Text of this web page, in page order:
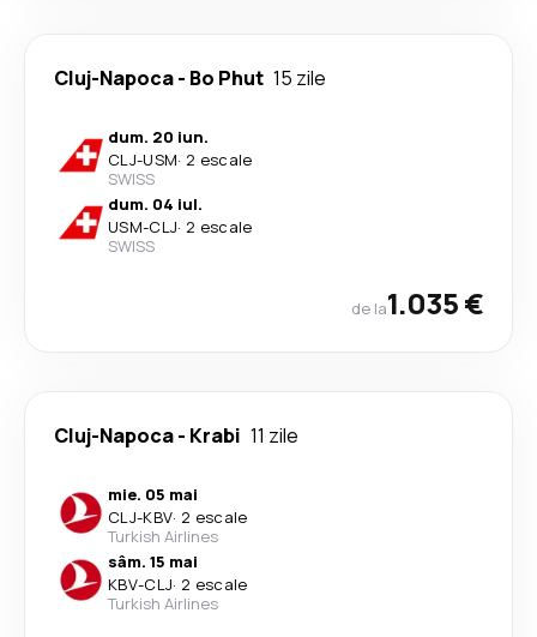
Cluj-Napoca- Bo Phut 15 zile
dum. 20 iun.
CLJ-USM· 2 escale
SWISS
dum. 04 iul.
USM-CLJ· 2 escale
SWISS
de la1.035 €
Cluj-Napoca- Krabi 11 zile
mie. 05 mai
CLJ-KBV· 2 escale
Turkish Airlines
sâm. 15 mai
KBV-CLJ· 2 escale
Turkish Airlines